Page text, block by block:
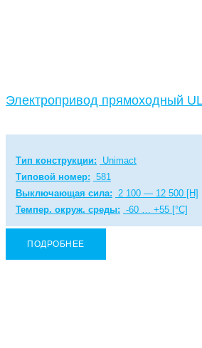
Электропривод прямоходный
Тип конструкции:
Unimact
Типовой номер: 581
Выключающая сила:
2 100 — 12 500 [Н]
Темпер. окруж. среды: -60 … +55 [°C]
ПОДРОБНЕЕ